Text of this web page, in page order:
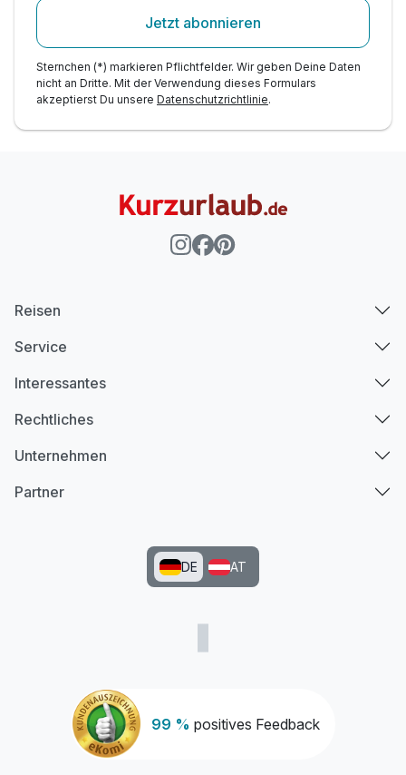
Jetzt abonnieren
Sternchen (*) markieren Pflichtfelder. Wir geben Deine Daten
nicht an Dritte. Mit der Verwendung dieses Formulars
akzeptierst Du unsere Datenschutzrichtlinie.
99 % positives Feedback
Reisen
Service
Interessantes
Rechtliches
Unternehmen
Partner
DE AT